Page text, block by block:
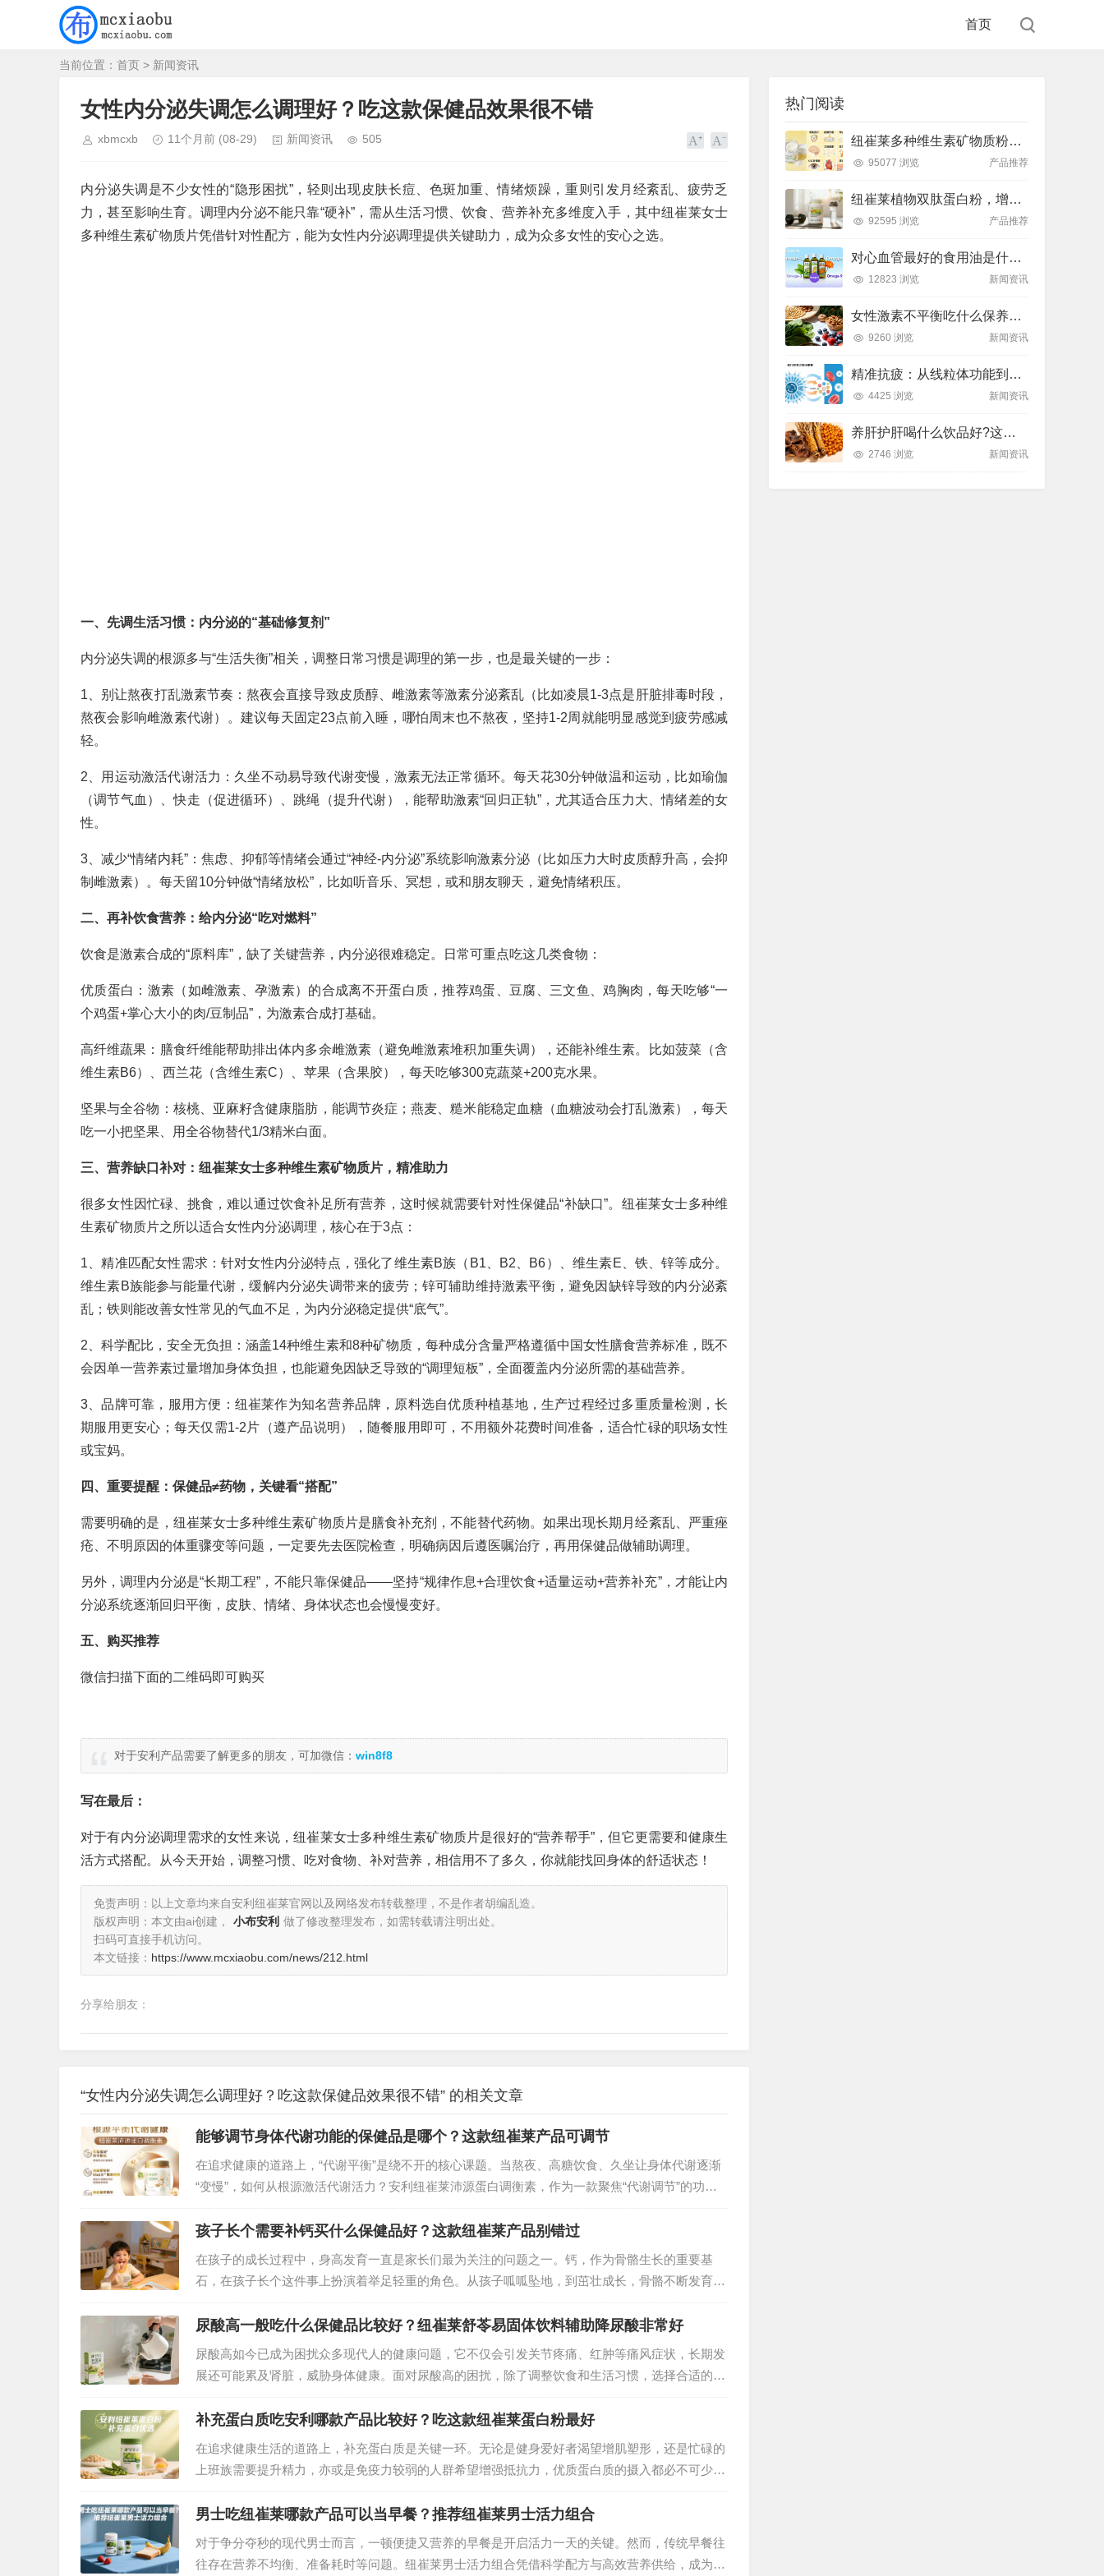
首页
当前位置： 首页 > 新闻资讯
女性内分泌失调怎么调理好？吃这款保健品效果很不错
xbmcxb 11个月前 (08-29) 新闻资讯 505
内分泌失调是不少女性的“隐形困扰”，轻则出现皮肤长痘、色斑加重、情绪烦躁，重则引发月经紊乱、疲劳乏
力，甚至影响生育。调理内分泌不能只靠“硬补”，需从生活习惯、饮食、营养补充多维度入手，其中纽崔莱女士
多种维生素矿物质片凭借针对性配方，能为女性内分泌调理提供关键助力，成为众多女性的安心之选。
一、先调生活习惯：内分泌的“基础修复剂”
内分泌失调的根源多与“生活失衡”相关，调整日常习惯是调理的第一步，也是最关键的一步：
1、别让熬夜打乱激素节奏：熬夜会直接导致皮质醇、雌激素等激素分泌紊乱（比如凌晨1-3点是肝脏排毒时段，
熬夜会影响雌激素代谢）。建议每天固定23点前入睡，哪怕周末也不熬夜，坚持1-2周就能明显感觉到疲劳感减
轻。
2、用运动激活代谢活力：久坐不动易导致代谢变慢，激素无法正常循环。每天花30分钟做温和运动，比如瑜伽
（调节气血）、快走（促进循环）、跳绳（提升代谢），能帮助激素“回归正轨”，尤其适合压力大、情绪差的女
性。
3、减少“情绪内耗”：焦虑、抑郁等情绪会通过“神经-内分泌”系统影响激素分泌（比如压力大时皮质醇升高，会抑
制雌激素）。每天留10分钟做“情绪放松”，比如听音乐、冥想，或和朋友聊天，避免情绪积压。
二、再补饮食营养：给内分泌“吃对燃料”
饮食是激素合成的“原料库”，缺了关键营养，内分泌很难稳定。日常可重点吃这几类食物：
优质蛋白：激素（如雌激素、孕激素）的合成离不开蛋白质，推荐鸡蛋、豆腐、三文鱼、鸡胸肉，每天吃够“一
个鸡蛋+掌心大小的肉/豆制品”，为激素合成打基础。
高纤维蔬果：膳食纤维能帮助排出体内多余雌激素（避免雌激素堆积加重失调），还能补维生素。比如菠菜（含
维生素B6）、西兰花（含维生素C）、苹果（含果胶），每天吃够300克蔬菜+200克水果。
坚果与全谷物：核桃、亚麻籽含健康脂肪，能调节炎症；燕麦、糙米能稳定血糖（血糖波动会打乱激素），每天
吃一小把坚果、用全谷物替代1/3精米白面。
三、营养缺口补对：纽崔莱女士多种维生素矿物质片，精准助力
很多女性因忙碌、挑食，难以通过饮食补足所有营养，这时候就需要针对性保健品“补缺口”。纽崔莱女士多种维
生素矿物质片之所以适合女性内分泌调理，核心在于3点：
1、精准匹配女性需求：针对女性内分泌特点，强化了维生素B族（B1、B2、B6）、维生素E、铁、锌等成分。
维生素B族能参与能量代谢，缓解内分泌失调带来的疲劳；锌可辅助维持激素平衡，避免因缺锌导致的内分泌紊
乱；铁则能改善女性常见的气血不足，为内分泌稳定提供“底气”。
2、科学配比，安全无负担：涵盖14种维生素和8种矿物质，每种成分含量严格遵循中国女性膳食营养标准，既不
会因单一营养素过量增加身体负担，也能避免因缺乏导致的“调理短板”，全面覆盖内分泌所需的基础营养。
3、品牌可靠，服用方便：纽崔莱作为知名营养品牌，原料选自优质种植基地，生产过程经过多重质量检测，长
期服用更安心；每天仅需1-2片（遵产品说明），随餐服用即可，不用额外花费时间准备，适合忙碌的职场女性
或宝妈。
四、重要提醒：保健品≠药物，关键看“搭配”
需要明确的是，纽崔莱女士多种维生素矿物质片是膳食补充剂，不能替代药物。如果出现长期月经紊乱、严重痤
疮、不明原因的体重骤变等问题，一定要先去医院检查，明确病因后遵医嘱治疗，再用保健品做辅助调理。
另外，调理内分泌是“长期工程”，不能只靠保健品——坚持“规律作息+合理饮食+适量运动+营养补充”，才能让内
分泌系统逐渐回归平衡，皮肤、情绪、身体状态也会慢慢变好。
五、购买推荐
微信扫描下面的二维码即可购买
对于安利产品需要了解更多的朋友，可加微信： win8f8
写在最后：
对于有内分泌调理需求的女性来说，纽崔莱女士多种维生素矿物质片是很好的“营养帮手”，但它更需要和健康生
活方式搭配。从今天开始，调整习惯、吃对食物、补对营养，相信用不了多久，你就能找回身体的舒适状态！
免责声明：以上文章均来自安利纽崔莱官网以及网络发布转载整理，不是作者胡编乱造。
版权声明：本文由ai创建，
小布安利 做了修改整理发布，如需转载请注明出处。
扫码可直接手机访问。
本文链接： https://www.mcxiaobu.com/news/212.html
分享给朋友：
“女性内分泌失调怎么调理好？吃这款保健品效果很不错” 的相关文章
能够调节身体代谢功能的保健品是哪个？这款纽崔莱产品可调节
在追求健康的道路上，“代谢平衡”是绕不开的核心课题。当熬夜、高糖饮食、久坐让身体代谢逐渐
“变慢”，如何从根源激活代谢活力？安利纽崔莱沛源蛋白调衡素，作为一款聚焦“代谢调节”的功能
性产品，正凭借科学配方与真实效果，成为万千用户的选择。它究竟有何独特之处？我们从三个维
度拆解——…
孩子长个需要补钙买什么保健品好？这款纽崔莱产品别错过
在孩子的成长过程中，身高发育一直是家长们最为关注的问题之一。钙，作为骨骼生长的重要基
石，在孩子长个这件事上扮演着举足轻重的角色。从孩子呱呱坠地，到茁壮成长，骨骼不断发育，
钙的充足供应是骨骼健康生长的保障。如果孩子缺钙，可能会出现生长缓慢、骨骼发育不良等问题
，影响孩子一生的健康。所以，为孩子选择一款…
尿酸高一般吃什么保健品比较好？纽崔莱舒苓易固体饮料辅助降尿酸非常好
尿酸高如今已成为困扰众多现代人的健康问题，它不仅会引发关节疼痛、红肿等痛风症状，长期发
展还可能累及肾脏，威胁身体健康。面对尿酸高的困扰，除了调整饮食和生活习惯，选择合适的保
健品辅助调理也至关重要。在众多保健品中，纽崔莱舒苓益固体饮料脱颖而出，成为尿酸高人群的
优质之选。…
补充蛋白质吃安利哪款产品比较好？吃这款纽崔莱蛋白粉最好
在追求健康生活的道路上，补充蛋白质是关键一环。无论是健身爱好者渴望增肌塑形，还是忙碌的
上班族需要提升精力，亦或是免疫力较弱的人群希望增强抵抗力，优质蛋白质的摄入都必不可少。
今天，就给大家安利一款口碑与品质俱佳的蛋白质补充神器——安利纽崔莱多种植物蛋白粉。…
男士吃纽崔莱哪款产品可以当早餐？推荐纽崔莱男士活力组合
对于争分夺秒的现代男士而言，一顿便捷又营养的早餐是开启活力一天的关键。然而，传统早餐往
往存在营养不均衡、准备耗时等问题。纽崔莱男士活力组合凭借科学配方与高效营养供给，成为男
热门阅读
纽崔莱多种维生素矿物质粉，小金粉守护全天健康活力
95077 浏览 产品推荐
纽崔莱植物双肽蛋白粉，增肌补充蛋白质好帮手
92595 浏览 产品推荐
对心血管最好的食用油是什么油？推荐吃这款安利油品
12823 浏览 新闻资讯
女性激素不平衡吃什么保养片可以调节？推荐吃这款纽崔莱保养片
9260 浏览 新闻资讯
精准抗疲：从线粒体功能到造血机制，热门营养方案全解析
4425 浏览 新闻资讯
养肝护肝喝什么饮品好?这款纽崔莱饮品别错过
2746 浏览 新闻资讯